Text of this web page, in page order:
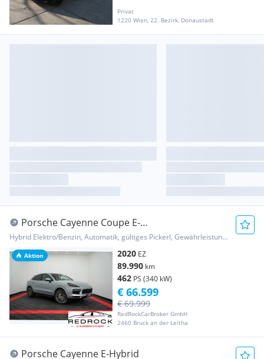
Privat
1220 Wien, 22. Bezirk, Donaustadt
Aktion
Porsche Cayenne Coupe E-
Hybrid*PorscheApproved 06/27*Me...
Hybrid Elektro/Benzin, Automatik, gültiges Pickerl, Gewährleistung, Garantie
2020 EZ
89.990 km
462 PS (340 kW)
RedRockCarBroker GmbH
2460 Bruck an der Leitha
€ 69.999
€ 66.599
Porsche Cayenne E-Hybrid